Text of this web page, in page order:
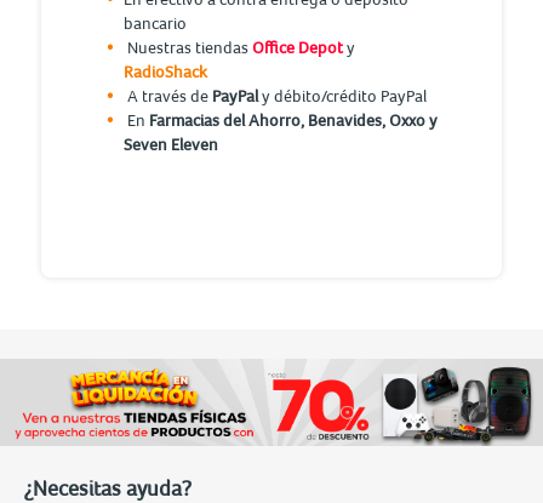
bancario
Nuestras tiendasOffice Depoty
RadioShack
A través de PayPaly débito/crédito PayPal
En Farmacias del Ahorro, Benavides, Oxxo y
Seven Eleven
¿Necesitas ayuda?